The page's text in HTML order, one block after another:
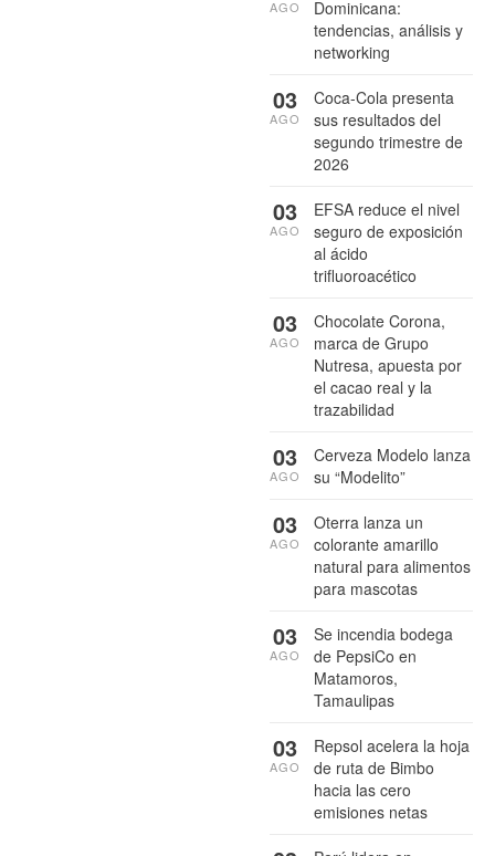
Dominicana:
tendencias, análisis y
networking
AGO
Coca-Cola presenta
sus resultados del
segundo trimestre de
2026
03
AGO
EFSA reduce el nivel
seguro de exposición
al ácido
trifluoroacético
03
AGO
Chocolate Corona,
marca de Grupo
Nutresa, apuesta por
el cacao real y la
trazabilidad
03
AGO
Cerveza Modelo lanza
su “Modelito”
03
AGO
Oterra lanza un
colorante amarillo
natural para alimentos
para mascotas
03
AGO
Se incendia bodega
de PepsiCo en
Matamoros,
Tamaulipas
03
AGO
Repsol acelera la hoja
de ruta de Bimbo
hacia las cero
emisiones netas
03
AGO